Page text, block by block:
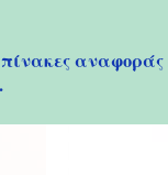
αναφοράς